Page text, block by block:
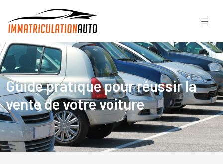
Guide pratique pour réussir la
vente de votre voiture